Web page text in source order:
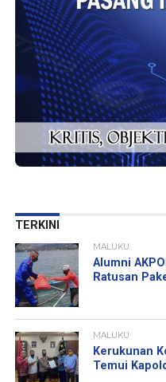
TERKINI
MALUKU
Alumni
Ratusan
MALUKU
Kerukunan
Temui